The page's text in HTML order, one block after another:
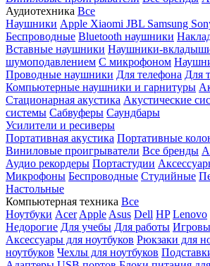
Аудиотехника Все
Наушники Apple Xiaomi JBL Samsung
Беспроводные Bluetooth наушники
Вставные наушники Наушники-
шумоподавлением С микрофоном
Проводные наушники Для телефона Для
Компьютерные наушники и гарнитуры
Стационарная акустика Акустические
системы Сабвуферы Саундбары
Усилители и ресиверы
Портативная акустика Портативные
Виниловые проигрыватели Все бренды
Аудио рекордеры Портастудии
Микрофоны Беспроводные Студийные
Настольные
Компьютерная техника Все
Ноутбуки Acer Apple Asus Dell HP Lenovo
Недорогие Для учебы Для работы
Аксессуары для ноутбуков Рюкзаки для
ноутбуков Чехлы для ноутбуков